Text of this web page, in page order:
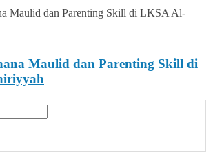
Maulid dan Parenting Skill di